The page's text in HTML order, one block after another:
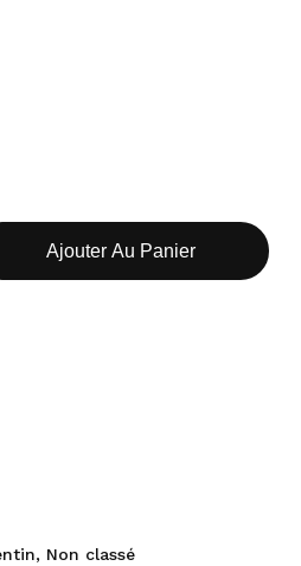
Ajouter Au Panier
, Non classé